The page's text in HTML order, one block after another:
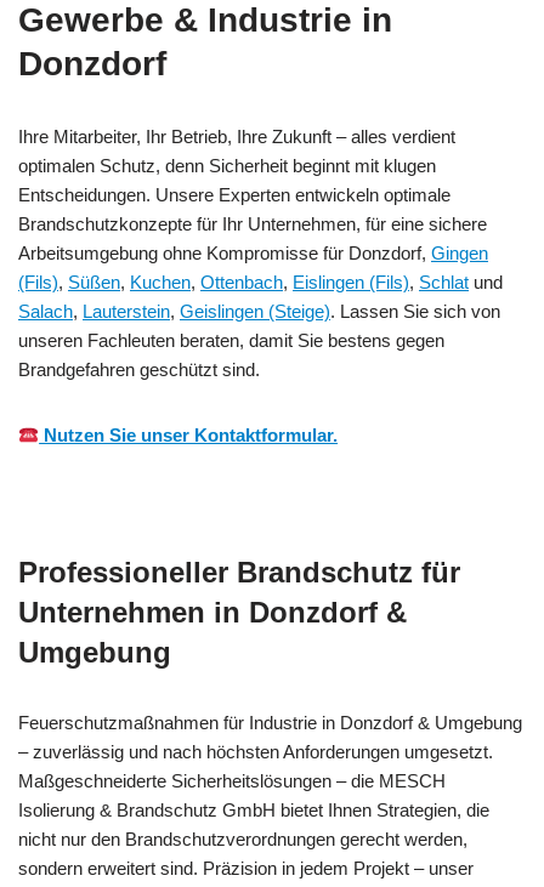
Gewerbe & Industrie in
Donzdorf
Ihre Mitarbeiter, Ihr Betrieb, Ihre Zukunft – alles verdient
optimalen Schutz, denn Sicherheit beginnt mit klugen
Entscheidungen. Unsere Experten entwickeln optimale
Brandschutzkonzepte für Ihr Unternehmen, für eine sichere
Arbeitsumgebung ohne Kompromisse für Donzdorf, Gingen
(Fils), Süßen, Kuchen, Ottenbach, Eislingen (Fils), Schlat und
Salach, Lauterstein, Geislingen (Steige). Lassen Sie sich von
unseren Fachleuten beraten, damit Sie bestens gegen
Brandgefahren geschützt sind.
Nutzen Sie unser Kontaktformular.
Professioneller Brandschutz für
Unternehmen in Donzdorf &
Umgebung
Feuerschutzmaßnahmen für Industrie in Donzdorf & Umgebung
– zuverlässig und nach höchsten Anforderungen umgesetzt.
Maßgeschneiderte Sicherheitslösungen – die MESCH
Isolierung & Brandschutz GmbH bietet Ihnen Strategien, die
nicht nur den Brandschutzverordnungen gerecht werden,
sondern erweitert sind. Präzision in jedem Projekt – unser